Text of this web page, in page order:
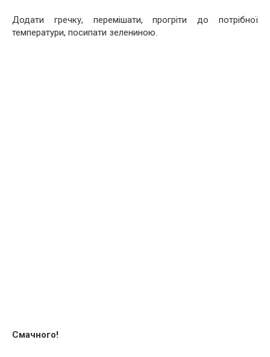
Додати гречку, перемішати, прогріти до потрібної
температури, посипати зелениною.
Смачного!